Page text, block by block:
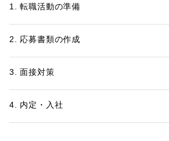
1. 転職活動の準備
2. 応募書類の作成
3. 面接対策
4. 内定・入社